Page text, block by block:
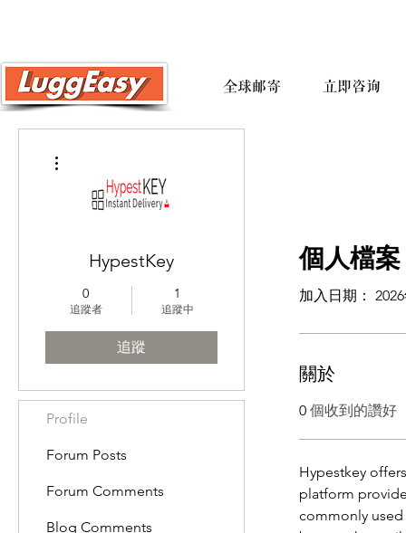
全球邮寄 立即咨询
個人檔案
加入日期：
關於
0 個收到的讚好
Hypestkey
platform
commonly
HypestKey
0
追蹤者
1
追蹤中
追蹤
Profile
Forum Posts
Forum Comments
Blog Comments